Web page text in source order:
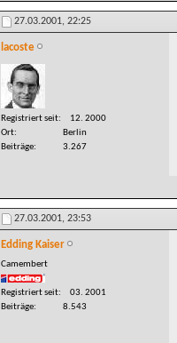
27.03.2001, 22:25
lacoste
Registriert seit
12. 2000
Ort
Berlin
Beiträge
3.267
27.03.2001, 23:53
Edding Kaiser
Camembert
Registriert seit
03. 2001
Beiträge
8.543